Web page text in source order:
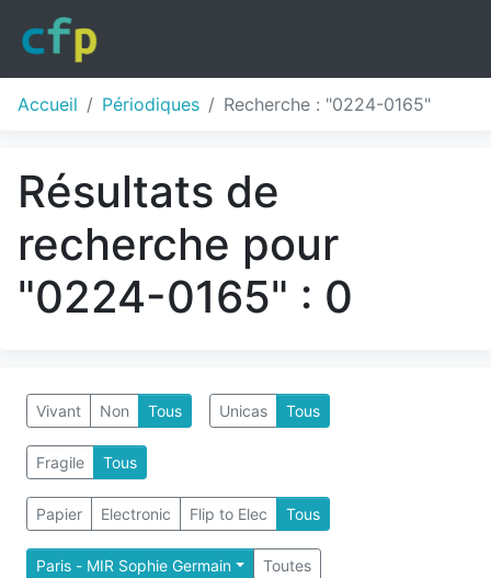
Accueil Périodiques Recherche : "0224-0165"
Résultats de
recherche pour
"0224-0165" : 0
Vivant Non Tous Unicas Tous
Fragile Tous
Papier Electronic Flip to Elec Tous
Paris - MIR Sophie Germain Toutes